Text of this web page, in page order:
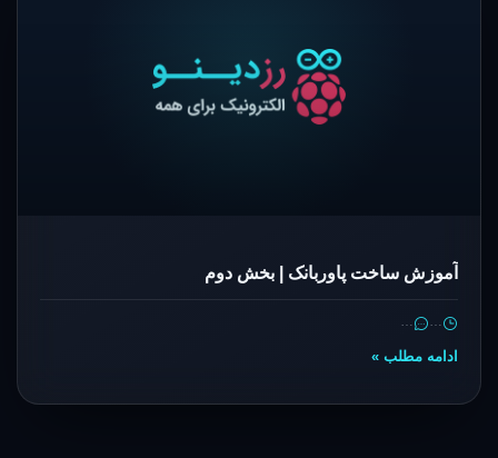
آموزش ساخت پاوربانک | بخش دوم
…
…
ادامه مطلب »